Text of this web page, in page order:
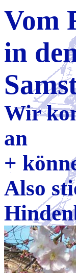
Vom
in
Wir
an
+ kö
Also